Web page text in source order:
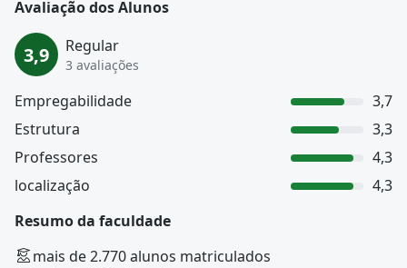
Avaliação dos Alunos
3,9 Regular
3 avaliações
Empregabilidade
3,7
Estrutura
3,3
Professores
4,3
localização
4,3
Resumo da faculdade
mais de 2.770 alunos matriculados